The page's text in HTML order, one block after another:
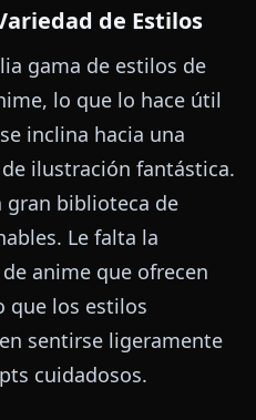
de Estilos
gama de estilos de
lo que lo hace útil
inclina hacia una
ilustración fantástica.
gran biblioteca de
Le falta la
anime que ofrecen
que los estilos
sentirse ligeramente
cuidadosos.